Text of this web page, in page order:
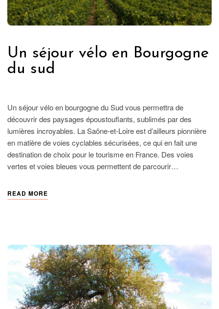
Un séjour vélo en Bourgogne
du sud
Un séjour vélo en bourgogne du Sud vous permettra de
découvrir des paysages époustouflants, sublimés par des
lumières incroyables. La Saône-et-Loire est d’ailleurs pionnière
en matière de voies cyclables sécurisées, ce qui en fait une
destination de choix pour le tourisme en France. Des voies
vertes et voies bleues vous permettent de parcourir…
READ MORE